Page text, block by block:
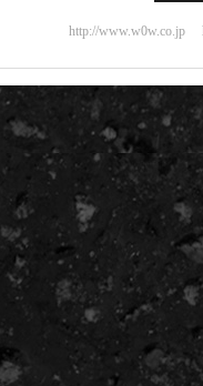
http://www.w0w.co.jp